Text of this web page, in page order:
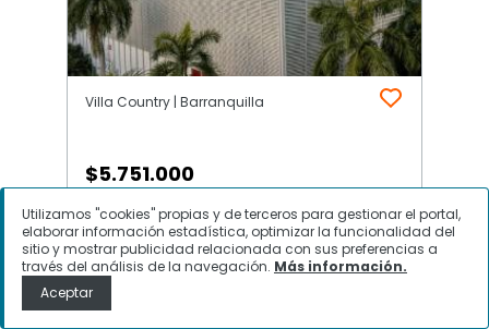
Villa Country | Barranquilla
$5.751.000
Local Comercial en Arriendo, Villa
Country, Barranquilla
Utilizamos "cookies" propias y de terceros para gestionar el portal,
elaborar información estadística, optimizar la funcionalidad del
sitio y mostrar publicidad relacionada con sus preferencias a
través del análisis de la navegación. Más información.
Aceptar